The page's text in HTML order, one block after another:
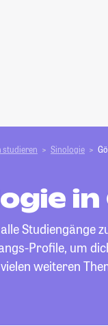
studieren Sinologie
Studiengänge
Profile, um
weiteren